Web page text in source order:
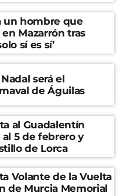
un hombre que
Mazarrón tras
sí es sí’
será el
de Águilas
al Guadalentín
5 de febrero y
de Lorca
Volante de la Vuelta
de Murcia Memorial